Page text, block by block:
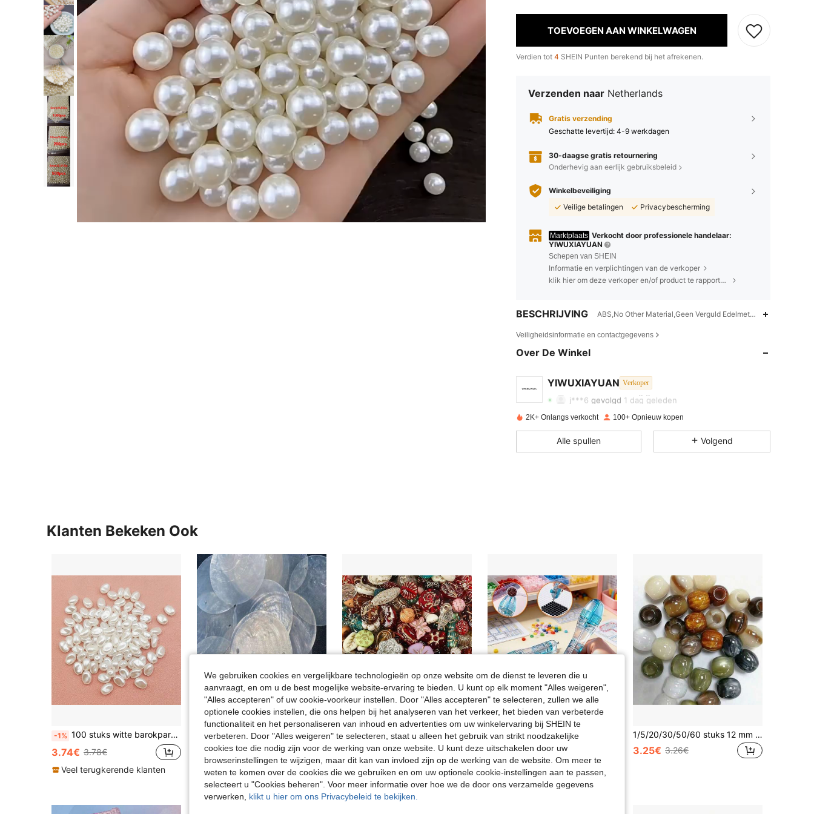
TOEVOEGEN AAN WINKELWAGEN
Verdien tot 4 SHEIN Punten berekend bij het afrekenen.
Verzenden naar Netherlands
Gratis verzending
Geschatte levertijd: 4-9 werkdagen
30-daagse gratis retournering
Onderhevig aan eerlijk gebruiksbeleid
Winkelbeveiliging
Veilige betalingen
Privacybescherming
Marktplaats Verkocht door professionele handelaar:
YIWUXIAYUAN
Schepen van SHEIN
Informatie en verplichtingen van de verkoper
klik hier om deze verkoper en/of product te rapporteren.
BESCHRIJVING ABS,No Other Material,Geen Verguld Edelmetaal
Veiligheidsinformatie en contactgegevens
Over De Winkel
YIWUXIAYUAN Verkoper
4.83
4.83 6
l***l betaalde1 dag geleden
j***6 gevolgd 1 dag geleden
4.83
2K+ Onlangs verkocht 100+ Opnieuw kopen
Alle spullen Volgend
Klanten Bekeken Ook
-1% 100 stuks witte barokparel harskralen - asymmetrisch gevormde losse harskralen voor DIY kettingen, armbanden en sieraden maken accessoires
3.74€ 3.78€
Veel terugkerende klanten
-1% Schelpschijfjes met dubbele gaatjes, kralen en DIY-materialen voor het maken van sieraden, verfbaar, windgong-accessoires, elegante en charmante decoratieve hangers, decoratieve kralen, geschikt voor woningdecoratie, bruiloftsdecoratie, cadeau maken, verlichtingsdecoratie
3.90€ 3.95€
Bespaar 0.02€
50g/10g Vintage Barokstijl Goudkleurige Acryl Kralen met Reliëf, Voorgeboord, Geschikt voor het maken van sieraden. Deze kralen zijn een ideale keuze voor het zelf maken van sieraden en armbanden. De willekeurig gemengde kleuren variëren in grootte van 8 mm tot 30 mm en de kralen zijn voorzien van patronen zoals vlinders, harten en bloemen. Perfect voor het maken van armbanden, oorbellen en andere knutselprojecten.
3.25€ 3.27€
-2% 1 stuk automatische kralenpen - Geschikt voor creatieve projecten, knutselwerk en woondecoratie (transparant)
3.88€ 3.98€
1/5/20/30/50/60 stuks 12 mm grote gat hars vat kralen voor DIY sieraden maken - meerdere kleuren (wit, beige, bruin, groen) met marmer- en gespikkelde patronen - perfect voor armbanden, kettingen en knutselprojecten, gepolijste getextureerde kralen voor sieraden maken, CHUPU (willekeurige kleur)
3.25€ 3.26€
We gebruiken cookies en vergelijkbare technologieën op onze website om de dienst te leveren die u
aanvraagt, en om u de best mogelijke website-ervaring te bieden. U kunt op elk moment "Alles weigeren",
"Alles accepteren" of uw cookie-voorkeur instellen. Door "Alles accepteren" te selecteren, zullen we alle
optionele cookies instellen, die ons helpen bij het analyseren van het verkeer, het bieden van verbeterde
functionaliteit en het personaliseren van inhoud en advertenties om uw winkelervaring bij SHEIN te
verbeteren. Door "Alles weigeren" te selecteren, staat u alleen het gebruik van strikt noodzakelijke
cookies toe die nodig zijn voor de werking van onze website. U kunt deze uitschakelen door uw
browserinstellingen te wijzigen, maar dit kan van invloed zijn op de werking van de website. Om meer te
weten te komen over de cookies die we gebruiken en om uw optionele cookie-instellingen aan te passen,
selecteert u "Cookies beheren". Voor meer informatie over hoe we de door ons verzamelde gegevens
verwerken, klikt u hier om ons Privacybeleid te bekijken.